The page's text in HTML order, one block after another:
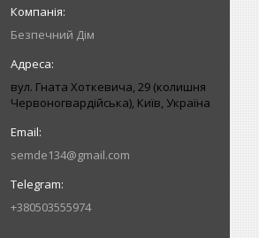
Безпечний Дім
вул. Гната Хоткевича, 29 (колишня
Червоногвардійська), Київ, Україна
semde134@gmail.com
+380503555974